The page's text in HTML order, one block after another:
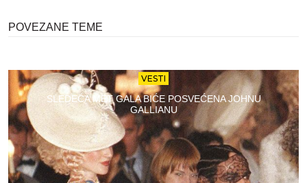
POVEZANE TEME
VESTI
SLEDEĆA MET GALA BIĆE POSVEĆENA JOHNU
GALLIANU